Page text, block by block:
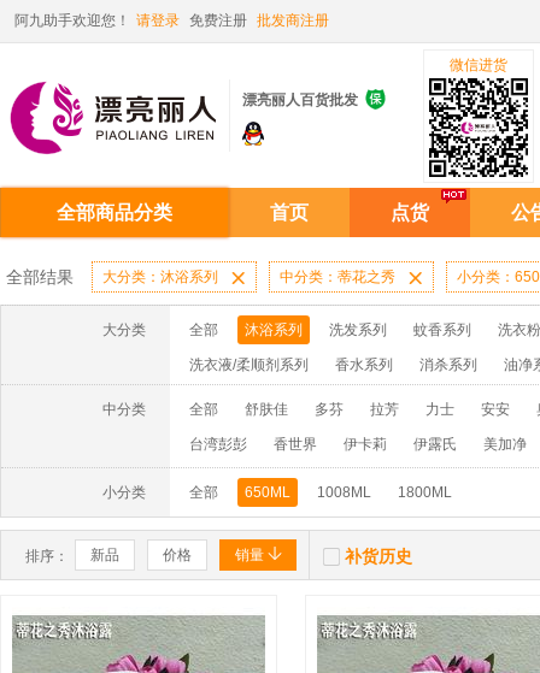
阿九助手欢迎您！ 请登录 免费注册 批发商注册
漂亮丽人百货批发 
微信进货
全部商品分类 首页 点货 公
全部结果 大分类：沐浴系列  中分类：蒂花之秀  小分类：
大分类 全部 沐浴系列 洗发系列 蚊香系列 洗衣
洗衣液/柔顺剂系列 香水系列 消杀系列 油净
啫喱膏/水系列 厨房油污系列 玻璃/地板/清洁系
牙膏系列 牙刷系列 固发定型系列 染发系列
洗洁精系列 保健品系列 雨伞系列家用帆布洗洁
中分类 全部 舒肤佳 多芬 拉芳 力士 安安
台湾彭彭 香世界 伊卡莉 伊露氏 美加净
小分类 全部 650ML 1008ML 1800ML
排序： 新品 价格 销量   补货历史